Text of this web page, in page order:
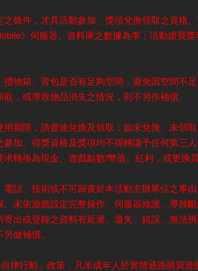
條件，才具活動參加、獎項兌換領取之資格
》伺服器、資料庫之數據為準；活動虛寶
物箱、背包是否有足夠空間，避免因空間不
，或導致物品消失之情況，則不另作補償。
期限，請盡速兌換及領取；如未兌換、未領
加、得獎資格及獎項均不得轉讓予任何第三
轉換為現金、遊戲點數/幣值、紅利，或更換
話、技術或不可歸責於本活動主辦單位之事
未依遊戲設定完整操作、伺服器維護、導致
出或登錄之資料有延遲、遺失、錯誤、無法
做補償。
律行動」政策，凡未成年人於實體通路購買遊